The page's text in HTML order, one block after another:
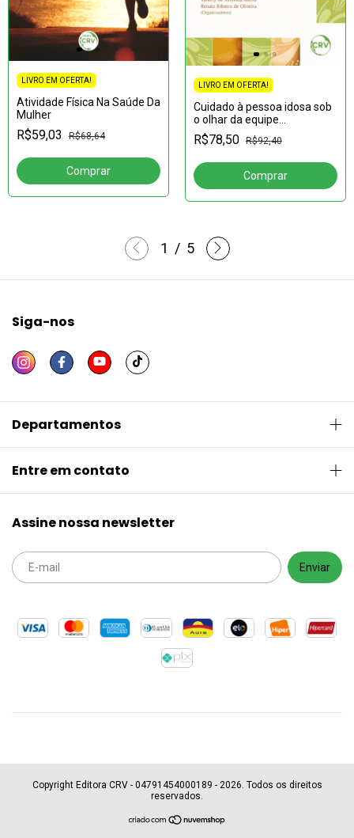
LIVRO EM OFERTA!
Atividade Física Na Saúde Da
Mulher
R$59,03 R$68,64
LIVRO EM OFERTA!
Cuidado à pessoa idosa sob
o olhar da equipe
multidisciplinar – 2ªEd.
R$78,50 R$92,40
1 / 5
Siga-nos
Departamentos
Entre em contato
Assine nossa newsletter
Copyright Editora CRV - 04791454000189 - 2026. Todos os direitos
reservados.